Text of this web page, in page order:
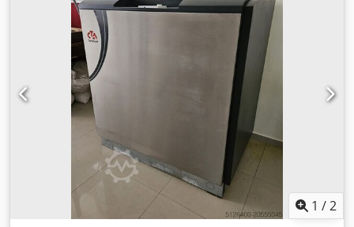
czerwony, kabin kierowcy:inny, typ przekładni:
mechaniczny
, klasa emisji: brak, zawieszenie: stal
Wyposażenie:blokada mechanizmu różnicowego,
dodatkowe reflektory, kabina, światła przeciwmgielne
Lokalizacja pojazdu: Bovenden, kabina podwójna,
manualna skrzynia biegów 5-biegowa, blokada
mechanizmu różnicowego, światła przeciwmgielne, lampa
ostrzegawcza, skrzynka narzędziowa, zawieszenie
resorowe Rozstaw osi: 3000 mm Zabudowa: Samochód
pożarniczy LF 8 z przednią pompą FP 8/8 Dodpfx Asvhku
Ajhgekr Sprzedaż wyłącznie przedsiębiorcom lub na
eksport, cena powiększona o 19% VAT! INFORMACJE O
WYPOSAŻENIU NIE SĄ GWARANTOWANE, zastrzega się
możliwość zmian, sprzedaży pośredniej oraz pomyłek!
1 /2